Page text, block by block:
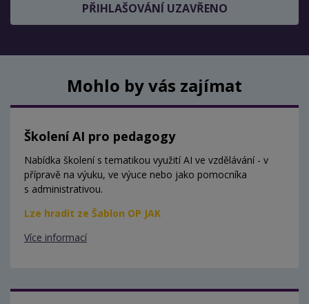
PŘIHLAŠOVÁNÍ UZAVŘENO
Mohlo by vás zajímat
Školení AI pro pedagogy
Nabídka školení s tematikou využití AI ve vzdělávání - v
přípravě na výuku, ve výuce nebo jako pomocníka
s administrativou.
Lze hradit ze Šablon OP JAK
Více informací